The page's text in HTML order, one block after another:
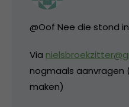
@Oof Nee die stond
Via
nogmaals
maken)